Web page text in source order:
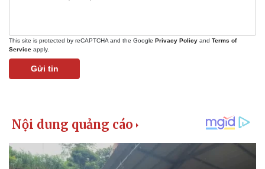
This site is protected by reCAPTCHA and the Google Privacy Policy and Terms of
Service apply.
Gửi tin